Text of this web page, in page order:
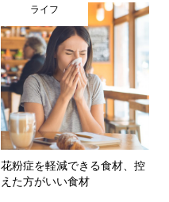
ライフ
花粉症を軽減できる食材、控
えた方がいい食材